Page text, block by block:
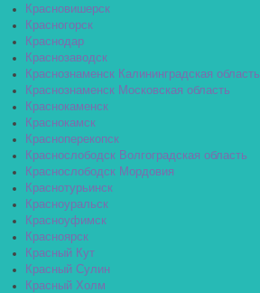
Красновишерск
Красногорск
Краснодар
Краснозаводск
Краснознаменск Калининградская область
Краснознаменск Московская область
Краснокаменск
Краснокамск
Красноперекопск
Краснослободск Волгоградская область
Краснослободск Мордовия
Краснотурьинск
Красноуральск
Красноуфимск
Красноярск
Красный Кут
Красный Сулин
Красный Холм